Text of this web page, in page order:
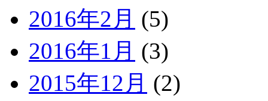
2016年2月 (5)
2016年1月 (3)
2015年12月 (2)